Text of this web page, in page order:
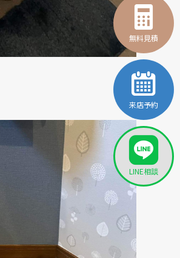
無料見積
来店予約
LINE相談